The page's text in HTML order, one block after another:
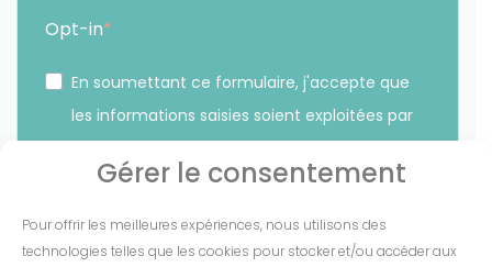
Gérer le consentement
Pour offrir les meilleures expériences, nous utilisons des
technologies telles que les cookies pour stocker et/ou accéder aux
Opt-in
En soumettant ce formulaire, j'accepte que
les informations saisies soient exploitées par
sur le lien présent dans nos emails.